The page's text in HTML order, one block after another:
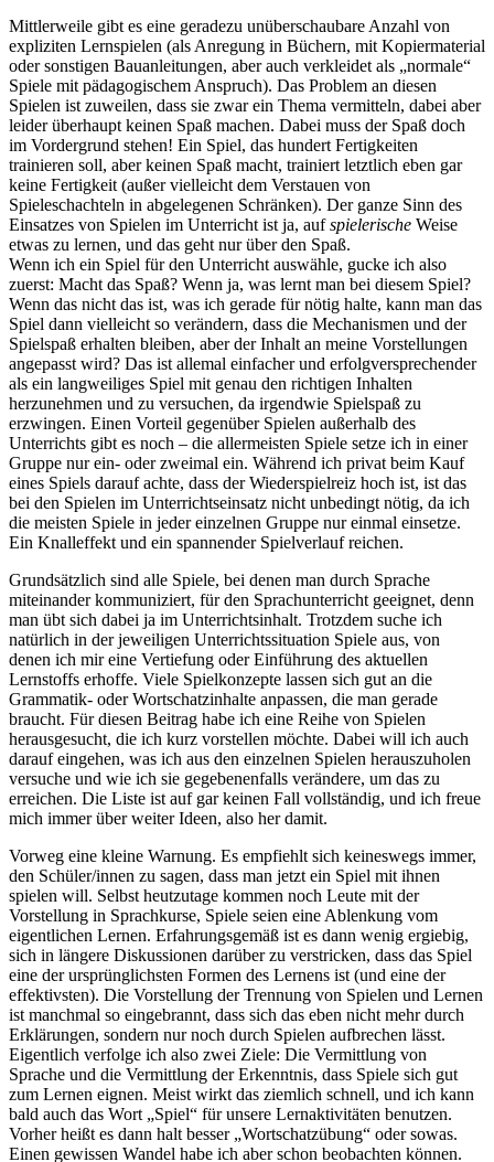
Mittlerweile gibt es eine geradezu unüberschaubare Anzahl von
expliziten Lernspielen (als Anregung in Büchern, mit Kopiermaterial
oder sonstigen Bauanleitungen, aber auch verkleidet als „normale“
Spiele mit pädagogischem Anspruch). Das Problem an diesen
Spielen ist zuweilen, dass sie zwar ein Thema vermitteln, dabei aber
leider überhaupt keinen Spaß machen. Dabei muss der Spaß doch
im Vordergrund stehen! Ein Spiel, das hundert Fertigkeiten
trainieren soll, aber keinen Spaß macht, trainiert letztlich eben gar
keine Fertigkeit (außer vielleicht dem Verstauen von
Spieleschachteln in abgelegenen Schränken). Der ganze Sinn des
Einsatzes von Spielen im Unterricht ist ja, aufspielerische Weise
etwas zu lernen, und das geht nur über den Spaß.
Wenn ich ein Spiel für den Unterricht auswähle, gucke ich also
zuerst: Macht das Spaß? Wenn ja, was lernt man bei diesem Spiel?
Wenn das nicht das ist, was ich gerade für nötig halte, kann man das
Spiel dann vielleicht so verändern, dass die Mechanismen und der
Spielspaß erhalten bleiben, aber der Inhalt an meine Vorstellungen
angepasst wird? Das ist allemal einfacher und erfolgversprechender
als ein langweiliges Spiel mit genau den richtigen Inhalten
herzunehmen und zu versuchen, da irgendwie Spielspaß zu
erzwingen. Einen Vorteil gegenüber Spielen außerhalb des
Unterrichts gibt es noch – die allermeisten Spiele setze ich in einer
Gruppe nur ein- oder zweimal ein. Während ich privat beim Kauf
eines Spiels darauf achte, dass der Wiederspielreiz hoch ist, ist das
bei den Spielen im Unterrichtseinsatz nicht unbedingt nötig, da ich
die meisten Spiele in jeder einzelnen Gruppe nur einmal einsetze.
Ein Knalleffekt und ein spannender Spielverlauf reichen.
Grundsätzlich sind alle Spiele, bei denen man durch Sprache
miteinander kommuniziert, für den Sprachunterricht geeignet, denn
man übt sich dabei ja im Unterrichtsinhalt. Trotzdem suche ich
natürlich in der jeweiligen Unterrichtssituation Spiele aus, von
denen ich mir eine Vertiefung oder Einführung des aktuellen
Lernstoffs erhoffe. Viele Spielkonzepte lassen sich gut an die
Grammatik- oder Wortschatzinhalte anpassen, die man gerade
braucht. Für diesen Beitrag habe ich eine Reihe von Spielen
herausgesucht, die ich kurz vorstellen möchte. Dabei will ich auch
darauf eingehen, was ich aus den einzelnen Spielen herauszuholen
versuche und wie ich sie gegebenenfalls verändere, um das zu
erreichen. Die Liste ist auf gar keinen Fall vollständig, und ich freue
mich immer über weiter Ideen, also her damit.
Vorweg eine kleine Warnung. Es empfiehlt sich keineswegs immer,
den Schüler/innen zu sagen, dass man jetzt ein Spiel mit ihnen
spielen will. Selbst heutzutage kommen noch Leute mit der
Vorstellung in Sprachkurse, Spiele seien eine Ablenkung vom
eigentlichen Lernen. Erfahrungsgemäß ist es dann wenig ergiebig,
sich in längere Diskussionen darüber zu verstricken, dass das Spiel
eine der ursprünglichsten Formen des Lernens ist (und eine der
effektivsten). Die Vorstellung der Trennung von Spielen und Lernen
ist manchmal so eingebrannt, dass sich das eben nicht mehr durch
Erklärungen, sondern nur noch durch Spielen aufbrechen lässt.
Eigentlich verfolge ich also zwei Ziele: Die Vermittlung von
Sprache und die Vermittlung der Erkenntnis, dass Spiele sich gut
zum Lernen eignen. Meist wirkt das ziemlich schnell, und ich kann
bald auch das Wort „Spiel“ für unsere Lernaktivitäten benutzen.
Vorher heißt es dann halt besser „Wortschatzübung“ oder sowas.
Einen gewissen Wandel habe ich aber schon beobachten können.